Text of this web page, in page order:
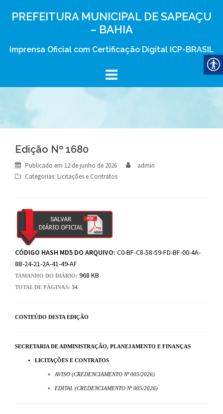
PREFEITURA MUNICIPAL DE SAPEAÇU
– BAHIA
Imprensa Oficial com Certificação Digital ICP-BRASIL
Edição Nº 1680
Publicado em 12 de junho de 2026
admin
Categorias: Licitações e Contratos
CÓDIGO HASH MD5 DO ARQUIVO: C0-BF-C8-58-59-FD-BF-00-4A-
8B-24-21-2A-41-49-AF
TAMANHO DO DIÁRIO: 968 KB
TOTAL DE PÁGINAS: 34
CONTEÚDO DESTA EDIÇÃO
SECRETARIA DE ADMINISTRAÇÃO, PLANEJAMENTO E FINANÇAS
LICITAÇÕES E CONTRATOS
AVISO (CREDENCIAMENTO Nº 005/2026)
EDITAL (CREDENCIAMENTO Nº 005/2026)